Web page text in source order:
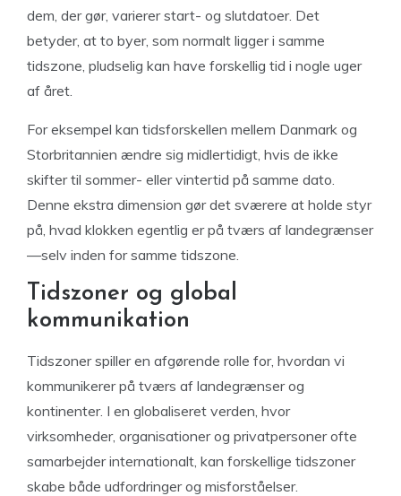
dem, der gør, varierer start- og slutdatoer. Det
betyder, at to byer, som normalt ligger i samme
tidszone, pludselig kan have forskellig tid i nogle uger
af året.
For eksempel kan tidsforskellen mellem Danmark og
Storbritannien ændre sig midlertidigt, hvis de ikke
skifter til sommer- eller vintertid på samme dato.
Denne ekstra dimension gør det sværere at holde styr
på, hvad klokken egentlig er på tværs af landegrænser
—selv inden for samme tidszone.
Tidszoner og global
kommunikation
Tidszoner spiller en afgørende rolle for, hvordan vi
kommunikerer på tværs af landegrænser og
kontinenter. I en globaliseret verden, hvor
virksomheder, organisationer og privatpersoner ofte
samarbejder internationalt, kan forskellige tidszoner
skabe både udfordringer og misforståelser.